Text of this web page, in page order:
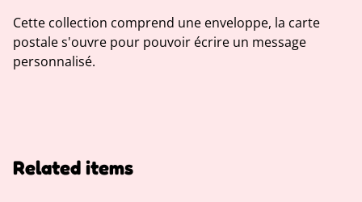
Cette collection comprend une enveloppe, la carte
postale s'ouvre pour pouvoir écrire un message
personnalisé.
Related items